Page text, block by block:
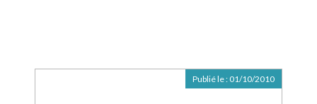
Publié le : 01/10/2010